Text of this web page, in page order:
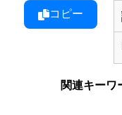
コピー
関連キーワ